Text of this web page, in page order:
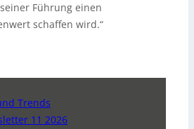
Führung einen
schaffen wird.“
Trends
11 2026